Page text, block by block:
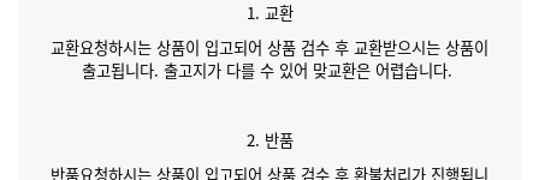
1. 교환
교환요청하시는 상품이 입고되어 상품 검수 후 교환받으시는 상품이
출고됩니다. 출고지가 다를 수 있어 맞교환은 어렵습니다.
2. 반품
반품요청하시는 상품이 입고되어 상품 검수 후 환불처리가 진행됩니